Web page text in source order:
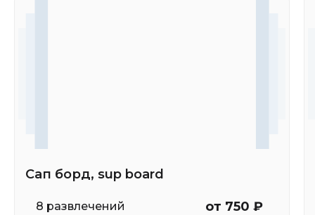
Сап борд, sup board
8 развлечений от 750 ₽